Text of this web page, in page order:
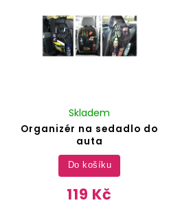
Organizér na sedadlo do
auta
Skladem
119 Kč
Do košíku